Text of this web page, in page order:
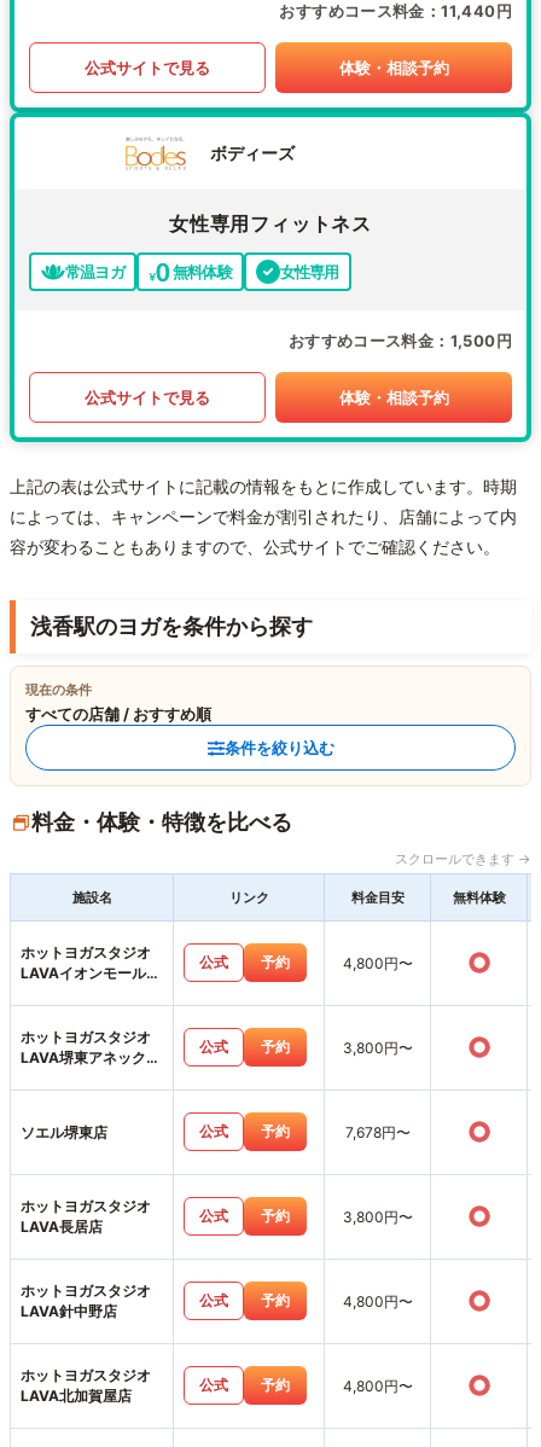
おすすめコース料金 11,440円
公式サイトで見る 体験・相談予約
ボディーズ
女性専用フィットネス
常温ヨガ 無料体験 女性専用
おすすめコース料金 1,500円
公式サイトで見る 体験・相談予約
上記の表は公式サイトに記載の情報をもとに作成しています。時期
によっては、キャンペーンで料金が割引されたり、店舗によって内
容が変わることもありますので、公式サイトでご確認ください。
浅香駅のヨガを条件から探す
現在の条件
すべての店舗 / おすすめ順
条件を絞り込む
料金・体験・特徴を比べる
スクロールできます →
施設名 リンク 料金目安 無料体験
ホットヨガスタジオ
LAVAイオンモール堺
公式 予約 4,800円〜 ○
ホットヨガスタジオ
LAVA堺東アネックス
公式 予約 3,800円〜 ○
ソエル堺東店 公式 予約 7,678円〜 ○
ホットヨガスタジオ
LAVA長居店
公式 予約 3,800円〜 ○
ホットヨガスタジオ
LAVA針中野店
公式 予約 4,800円〜 ○
ホットヨガスタジオ
LAVA北加賀屋店
公式 予約 4,800円〜 ○